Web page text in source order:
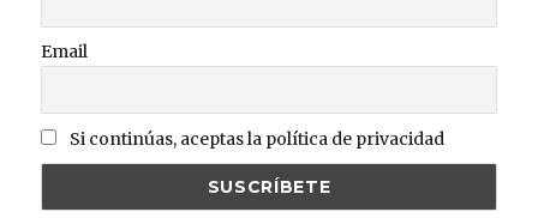
Email
Si continúas, aceptas la política de privacidad